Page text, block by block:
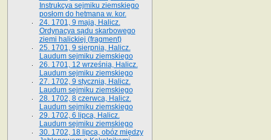
Instrukcya sejmiku ziemskiego
posłom do hetmana w. kor.
24. 1701, 9 maja, Halicz.
Ordynacya sądu skarbowego
ziemi halickiej (fragment)
25. 1701, 9 sierpnia, Halicz.
Laudum sejmiku ziemskiego
26. 1701, 12 września, Halicz.
Laudum sejmiku ziemskiego
27. 1702, 9 stycznia, Halicz.
Laudum sejmiku ziemskiego
28. 1702, 8 czerwca, Halicz.
Laudum sejmiku ziemskiego
29. 1702, 6 lipca, Halicz.
Laudum sejmiku ziemskiego
30. 1702, 18 lipca, obóz między